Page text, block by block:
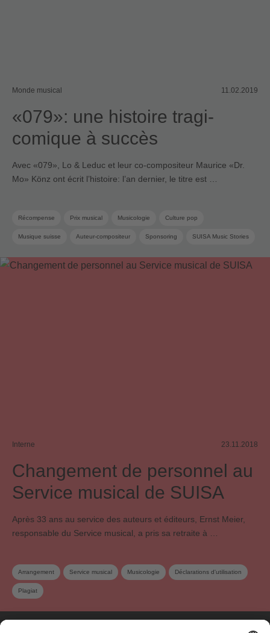
Monde musical 11.02.2019
«079»: une histoire tragi-
comique à succès
Avec «079», Lo & Leduc et leur co-compositeur Maurice «Dr.
Mo» Könz ont écrit l’histoire: l’an dernier, le titre est …
Récompense Prix musical Musicologie Culture pop
Musique suisse Auteur-compositeur Sponsoring SUISA Music Stories
Interne 23.11.2018
Changement de personnel au
Service musical de SUISA
Après 33 ans au service des auteurs et éditeurs, Ernst Meier,
responsable du Service musical, a pris sa retraite à …
Arrangement Service musical Musicologie Déclarations d'utilisation
Plagiat